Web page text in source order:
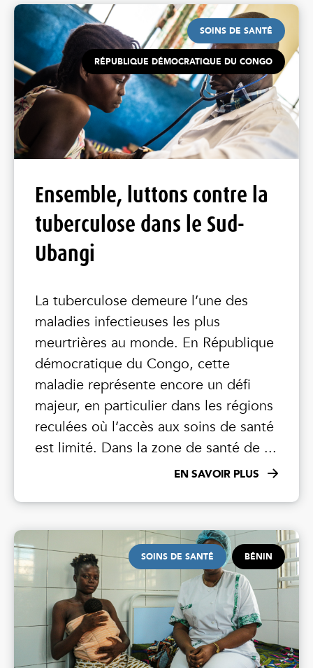
SOINS DE SANTÉ
RÉPUBLIQUE DÉMOCRATIQUE DU CONGO
Ensemble, luttons contre la
tuberculose dans le Sud-
Ubangi
La tuberculose demeure l’une des
maladies infectieuses les plus
meurtrières au monde. En République
démocratique du Congo, cette
maladie représente encore un défi
majeur, en particulier dans les régions
reculées où l’accès aux soins de santé
est limité. Dans la zone de santé de ...
EN SAVOIR PLUS
SOINS DE SANTÉ BÉNIN